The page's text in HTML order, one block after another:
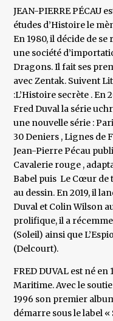
JEAN-PIERRE PÉCAU
études d’Histoire le
En 1980, il décide de
une société
Dragons. Il fait ses
avec Zentak. Suivent
:L’Histoire secrète . En
Fred Duval la série
une nouvelle série :
30 Deniers , Lignes de
Jean-Pierre Pécau
Cavalerie rouge ,
Babel puis Le Cœur de
au dessin. En 2019, il
Duval et Colin Wilson
prolifique, il a
(Soleil) ainsi que
(Delcourt).
FRED DUVAL est né
Maritime. Avec le
1996 son premier
démarre sous le label